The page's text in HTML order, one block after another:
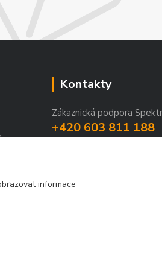
Kontakty
Zákaznická podpora
+420 603 811 188
informace